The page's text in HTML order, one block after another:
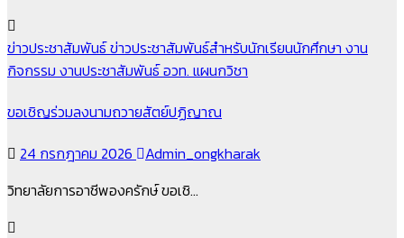
ข่าวประชาสัมพันธ์ข่าวประชาสัมพันธ์สำหรับนักเรียนนักศึกษา งาน
กิจกรรม งานประชาสัมพันธ์อวท. แผนกวิชา
ขอเชิญร่วมลงนามถวายสัตย์ปฏิญาณ
24 กรกฎาคม 2026
Admin_ongkharak
วิทยาลัยการอาชีพองครักษ์ ขอเชิ…